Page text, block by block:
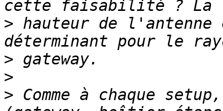
> hauteur de l'antenne
>
>
> Comme à chaque